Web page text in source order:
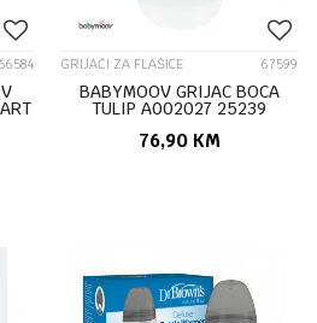
GRIJAČI ZA FLAŠICE 67599
BABYMOOV GRIJAC BOCA
TULIP A002027 25239
76,90 KM